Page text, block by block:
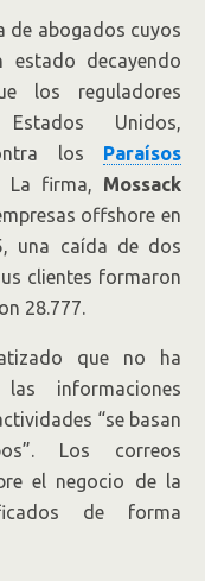
de abogados cuyos
decayendo
los reguladores
Unidos,
los Paraísos
La firma, Mossack
offshore en
una caída de dos
clientes formaron
28.777.
que no ha
informaciones
“se basan
Los correos
el negocio de la
de forma